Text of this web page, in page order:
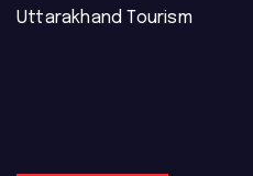
Uttarakhand Tourism